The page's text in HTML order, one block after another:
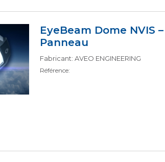
EyeBeam Dome NVIS –
Panneau
Fabricant: AVEO ENGINEERING
Référence: